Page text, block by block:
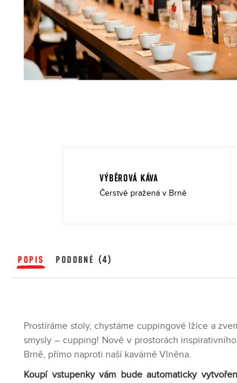
VÝBĚROVÁ KÁVA
Čerstvě pražená v Brně
POPIS PODOBNÉ (4)
Prostíráme stoly, chystáme cuppingové lžíce a
smysly – cupping! Nově v prostorách
Brně, přímo naproti naší kavárně Vlněna.
Koupí vstupenky vám bude automaticky